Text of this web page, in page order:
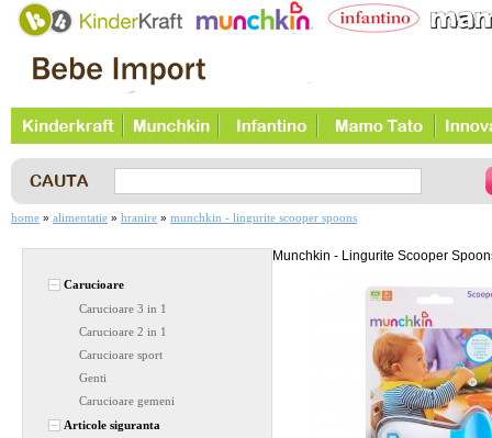
home » alimentatie » hranire » munchkin - lingurite scooper spoons
Carucioare
Carucioare 3 in 1
Carucioare 2 in 1
Carucioare sport
Genti
Carucioare gemeni
Articole siguranta
Munchkin - Lingurite Scooper